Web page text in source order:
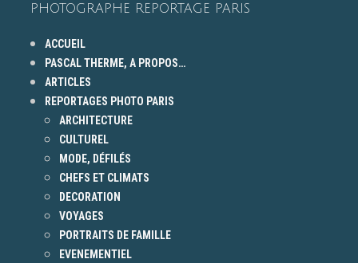
PHOTOGRAPHE REPORTAGE PARIS
ACCUEIL
PASCAL THERME, A PROPOS…
ARTICLES
REPORTAGES PHOTO PARIS
ARCHITECTURE
CULTUREL
MODE, DÉFILÉS
CHEFS ET CLIMATS
DECORATION
VOYAGES
PORTRAITS DE FAMILLE
EVENEMENTIEL